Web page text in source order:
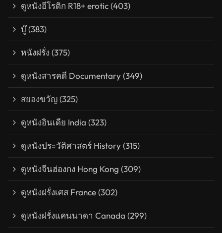
ดูหนังอีโรติก R18+ erotic(403)
บู๊(383)
หนังฝรั่ง (375)
ดูหนังสารคดี Documentary(349)
สยองขวัญ(325)
ดูหนังอินเดีย India (323)
ดูหนังประวัติศาสตร์ History(315)
ดูหนังจีนฮ่องกง Hong Kong (309)
ดูหนังฝรั่งเศส France(302)
ดูหนังฝรั่งแคนนาดา Canada (299)